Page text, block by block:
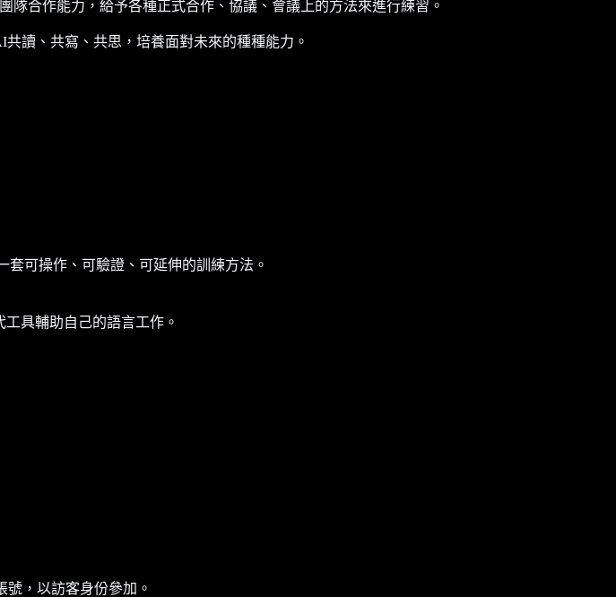
隊合作能力，給予各種正式合作、協議、會議上的方法來進行練習。
讀、共寫、共思，培養面對未來的種種能力。
可操作、可驗證、可延伸的訓練方法。
具輔助自己的語言工作。
，以訪客身份參加。